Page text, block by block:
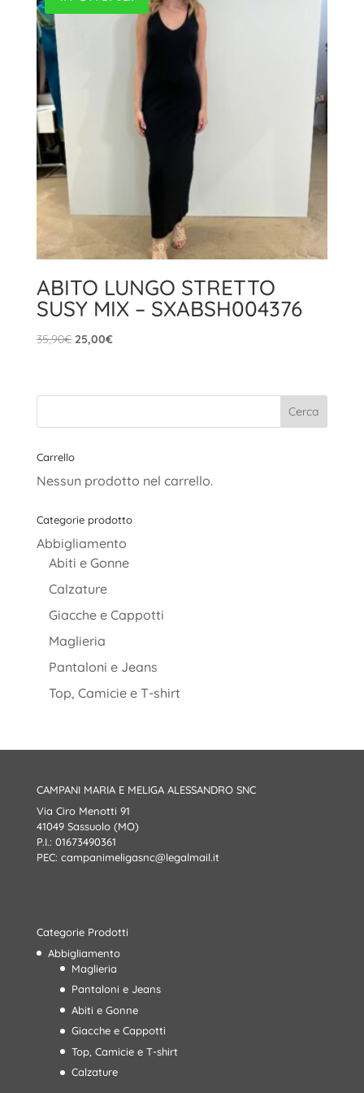
ABITO LUNGO STRETTO
SUSY MIX – SXABSH004376
35,90€ Il
era:
25,00€Il
è:
Carrello
Nessun prodotto nel carrello.
Categorie prodotto
Abbigliamento
Abiti e Gonne
Calzature
Giacche e Cappotti
Maglieria
Pantaloni e Jeans
Top, Camicie e T-shirt
CAMPANI MARIA E MELIGA ALESSANDRO SNC
Via Ciro Menotti 91
41049 Sassuolo (MO)
P.I.: 01673490361
PEC: campanimeligasnc@legalmail.it
Categorie Prodotti
Abbigliamento
Maglieria
Pantaloni e Jeans
Abiti e Gonne
Giacche e Cappotti
Top, Camicie e T-shirt
Calzature